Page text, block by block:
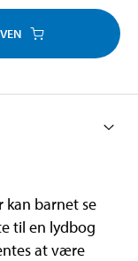
kan barnet se
til en lydbog
at være